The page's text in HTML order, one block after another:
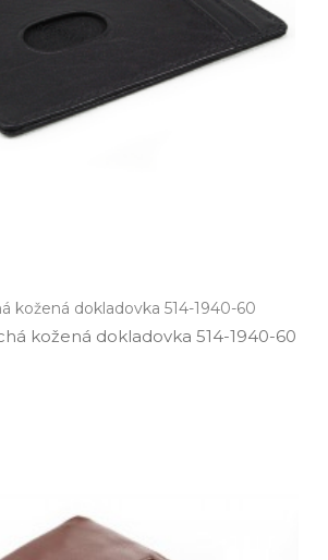
kožená dokladovka 514-1940-60
kožená dokladovka 514­-1940­-60